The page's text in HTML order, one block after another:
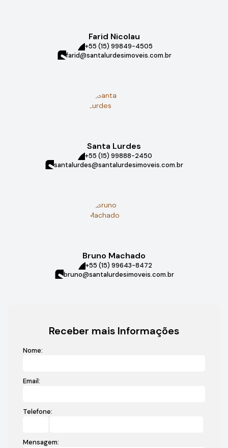
Farid Nicolau
+55 (15) 99849-4505
farid@santalurdesimoveis.com.br
Santa Lurdes
+55 (15) 99888-2450
santalurdes@santalurdesimoveis.com.br
Bruno Machado
+55 (15) 99643-8472
bruno@santalurdesimoveis.com.br
Receber mais Informações
Nome:
Email:
Telefone:
Mensagem: